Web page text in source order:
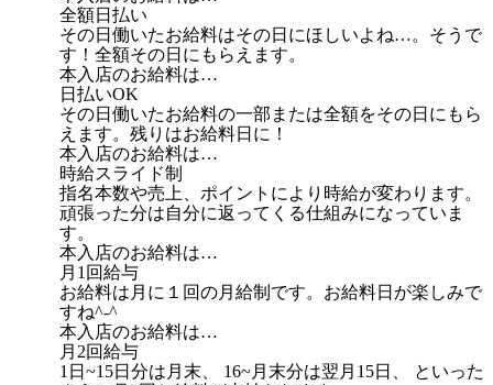
全額日払い
その日働いたお給料はその日にほしいよね…。そうで
す！全額その日にもらえます。
本入店のお給料は…
日払いOK
その日働いたお給料の一部または全額をその日にもら
えます。残りはお給料日に！
本入店のお給料は…
時給スライド制
指名本数や売上、ポイントにより時給が変わります。
頑張った分は自分に返ってくる仕組みになっていま
す。
本入店のお給料は…
月1回給与
お給料は月に１回の月給制です。お給料日が楽しみで
すね^-^
本入店のお給料は…
月2回給与
1日~15日分は月末、 16~月末分は翌月15日、 といった